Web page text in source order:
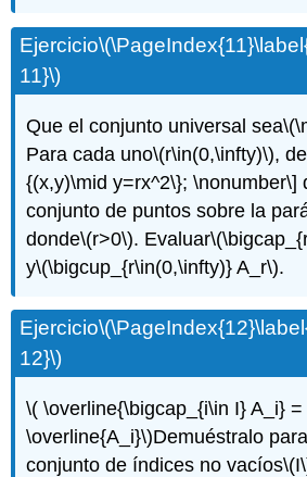
Ejercicio
11}\)
Que el conjunto universal sea
Para cada uno\(r\in(0,\infty)\),
{(x,y)\mid y=rx^2\}; \nonumber\]
conjunto de puntos sobre la
donde\(r>0\). Evaluar
y\(\bigcup_{r\in(0,\infty)} A_r\).
Ejercicio
12}\)
\( \overline{\bigcap_{i\in I} A_i}
\overline{A_i}\)Demuéstralo
conjunto de índices no vacíos